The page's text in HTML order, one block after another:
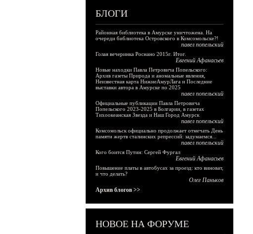
БЛОГИ
Районная библиотека в Амурске уничтожена. На
очереди библиотека Островского в Комсомольске?!
павел попельский
Голая вечеринка Роснано 2015г. Итог.
Евгений Афанасьев
Новые находки Павла Петровича Попельского:
Архив газеты Природа и аномальные явления,
Неизвестная карта НижнеАмурЛага и Последние
выставки автора в Амурске по 2025
павел попельский
Официальные публикации Павла Петровича
Попельского 2023-2025 в Болгарии, в газетах
Тихоокеанская Звезда и Наш Город Амурск
павел попельский
Комсомольск официально продолжает отмечать День
памяти жертв сталинских репрессий: задумаемся...
павел попельский
Кого боится Путин: Сергей Фургал
Евгений Афанасьев
Повышение платы в автобусах за проезд: кто виноват,
и что делать?
Олег Паньков
Архив блогов >>
НОВОЕ НА ФОРУМЕ